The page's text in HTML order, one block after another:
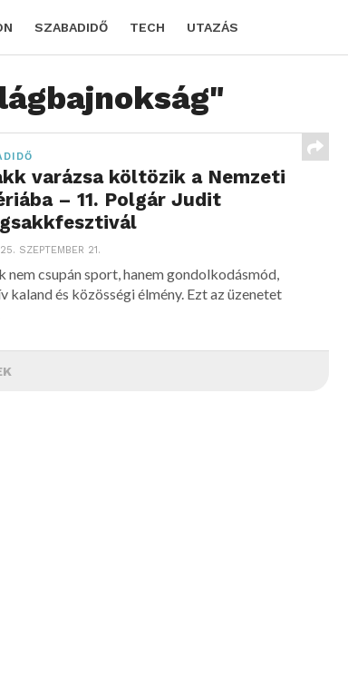
SZABADIDŐ TECH UTAZÁS
varázsa költözik a Nemzeti
– 11. Polgár Judit
SZEPTEMBER 21.
nem csupán sport, hanem gondolkodásmód,
kaland és közösségi élmény. Ezt az üzenetet